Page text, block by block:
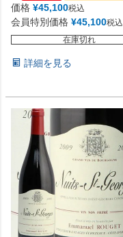
価格 ¥45,100税込
会員特別価格 ¥45,100税込
在庫切れ
詳細を見る